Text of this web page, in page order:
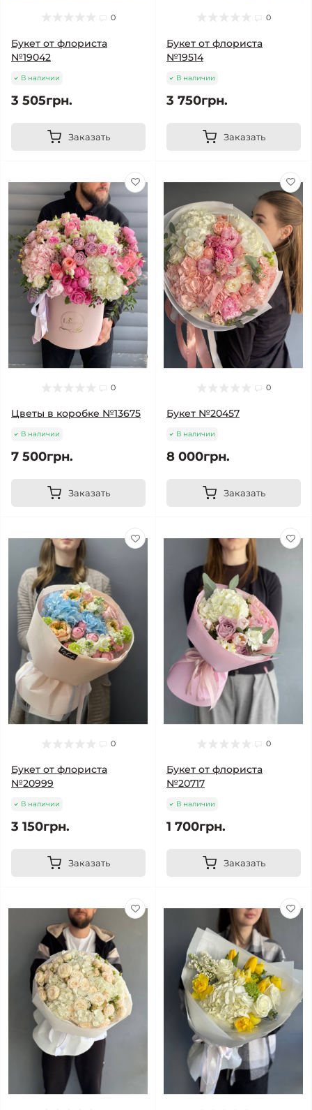
0
Букет от флориста
№19042
В наличии
3 505грн.
Заказать
0
Букет от флориста
№19514
В наличии
3 750грн.
Заказать
0
Цветы в коробке №13675
В наличии
7 500грн.
Заказать
0
Букет №20457
В наличии
8 000грн.
Заказать
0
Букет от флориста
№20999
В наличии
3 150грн.
Заказать
0
Букет от флориста
№20717
В наличии
1 700грн.
Заказать